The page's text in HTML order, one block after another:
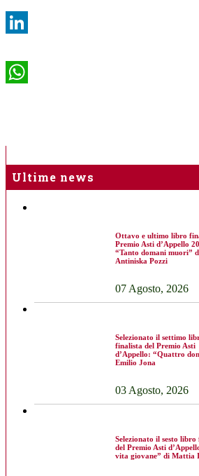
Ultime news
Ottavo e ultimo libro
Premio Asti d’Appello
“Tanto domani muori”
Antiniska Pozzi
07 Agosto, 2026
Selezionato il settimo
finalista del Premio Asti
d’Appello: “Quattro
Emilio Jona
03 Agosto, 2026
Selezionato il sesto libro
del Premio Asti
vita giovane” di Mattia